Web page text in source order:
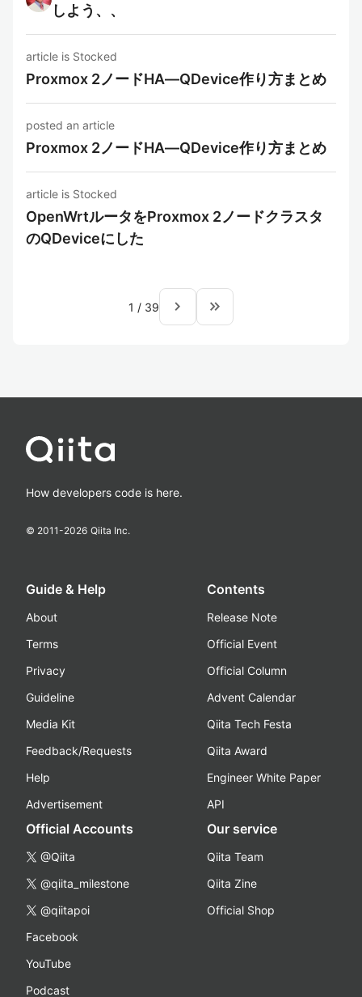
しよう、、
article is Stocked
Proxmox 2ノードHA―QDevice作り方まとめ
posted an article
Proxmox 2ノードHA―QDevice作り方まとめ
article is Stocked
OpenWrtルータをProxmox 2ノードクラスタ
のQDeviceにした
1 / 39 navigate_next keyboard_double_arrow_right
How developers code is here.
© 2011-2026 Qiita Inc.
Guide & Help
About
Terms
Privacy
Guideline
Media Kit
Feedback/Requests
Help
Advertisement
Contents
Release Note
Official Event
Official Column
Advent Calendar
Qiita Tech Festa
Qiita Award
Engineer White Paper
API
Official Accounts
@Qiita
@qiita_milestone
@qiitapoi
Facebook
YouTube
Podcast
Our service
Qiita Team
Qiita Zine
Official Shop